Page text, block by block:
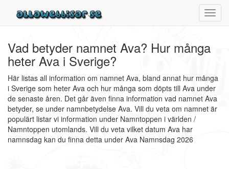
Vad betyder namnet Ava? Hur många
heter Ava i Sverige?
Här listas all information om namnet Ava, bland annat hur många
i Sverige som heter Ava och hur många som döpts till Ava under
de senaste åren. Det går även finna information vad namnet Ava
betyder, se under namnbetydelse Ava. Vill du veta om namnet är
populärt listar vi information under Namntoppen i världen /
Namntoppen utomlands. Vill du veta vilket datum Ava har
namnsdag kan du finna detta under Ava Namnsdag 2026